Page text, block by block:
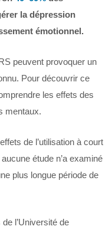
la dépression
émotionnel.
peuvent provoquer un
Pour découvrir ce
les effets des
mentaux.
de l’utilisation à court
étude n’a examiné
plus longue période de
l’Université de